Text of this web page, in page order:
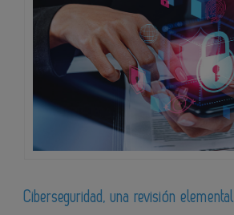
Ciberseguridad, una revisión elemental